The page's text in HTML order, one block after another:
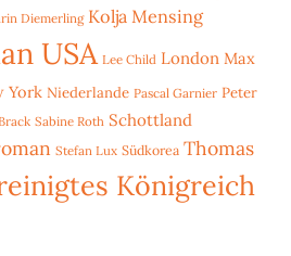
Diemerling Kolja Mensing
USA Lee Child London Max
York Niederlande Pascal Garnier Peter
Sabine Roth Schottland
Stefan Lux Südkorea Thomas
Königreich